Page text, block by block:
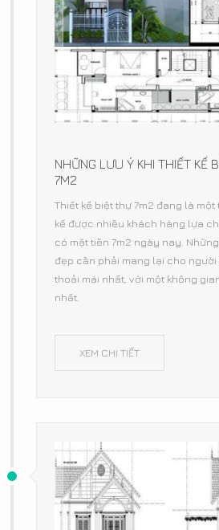
NHỮNG LƯU Ý KHI THIẾT KẾ
7M2
Thiết kế biệt thự 7m2 đang là
kế được nhiều khách hàng lựa
có mặt tiền 7m2 ngày nay.
đẹp cần phải mang lại cho
thoải mái nhất, với một không
nhất.
XEM CHI TIẾT